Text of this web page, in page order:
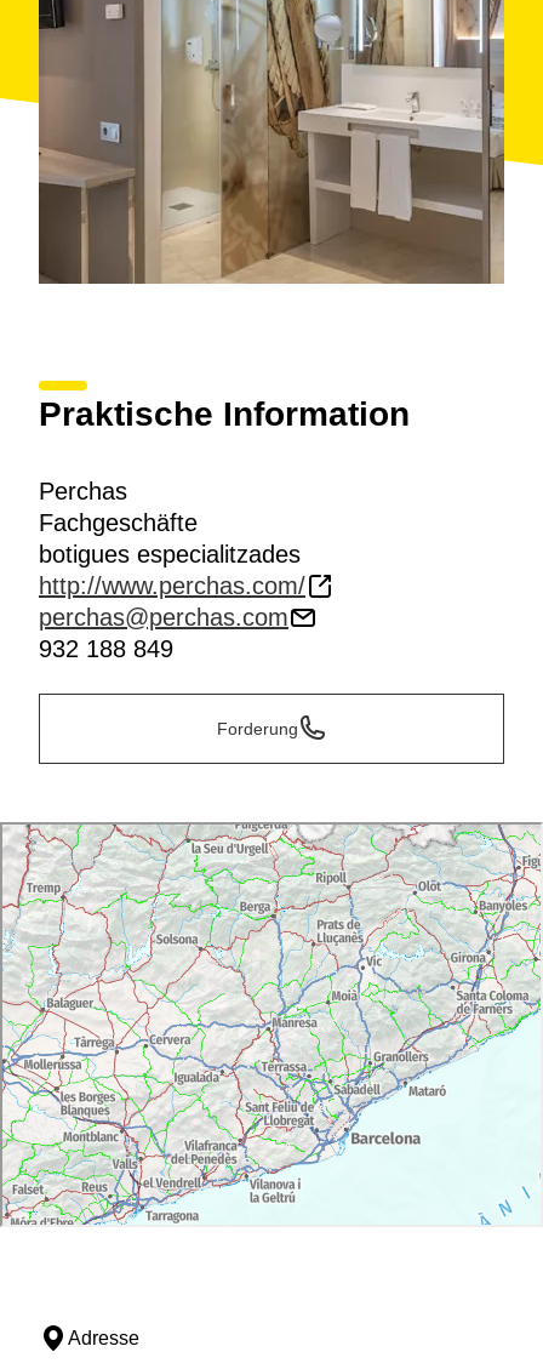
Praktische Information
Perchas
Fachgeschäfte
botigues especialitzades
http://www.perchas.com/
perchas@perchas.com
932 188 849
Forderung
Adresse